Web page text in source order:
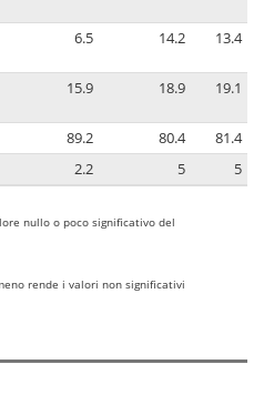
6.5 14.2 13.4
15.9 18.9 19.1
89.2 80.4
81.4
2.2 5 5
nullo o poco significativo del
rende i valori non significativi